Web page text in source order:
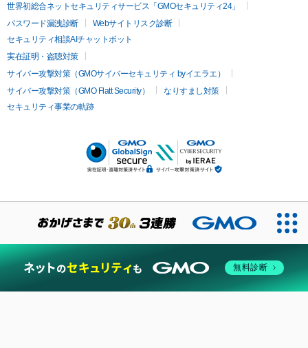
世界初総合ネットセキュリティサービス「GMOセキュリティ24」
パスワード漏洩診断
Webサイトリスク診断
セキュリティ相談AIチャットボット
実在証明・盗聴対策
サイバー攻撃対策（GMOサイバーセキュリティ byイエラエ）
サイバー攻撃対策（GMO Flatt Security）
なりすまし対策
セキュリティ事業の軌跡
無料診断